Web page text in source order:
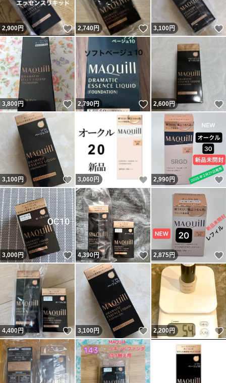
2,900円 いいね！
2,740円 いいね！
3,100円
3,800円 いいね！
2,790円 いいね！
2,600円
3,100円 いいね！
3,060 円 いいね！
2,990円
3,000円 いいね！
4,390円 いいね！
2,875円
4,400円 いいね！
3,100円 いいね！
2,200円